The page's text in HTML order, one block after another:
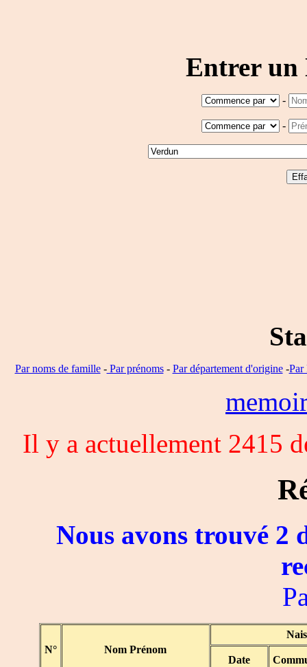
Entrer un
-
-
Par noms de famille-Par prénoms- Par département d'origine-Par
Il y a actuellement 2415
Nous avons trouvé 2
N° Nom Prénom
Date